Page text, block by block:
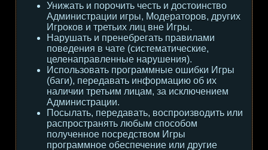
Унижать и порочить честь и достоинство
Администрации игры, Модераторов, других
Игроков и третьих лиц вне Игры.
Нарушать и пренебрегать правилами
поведения в чате (систематические,
целенаправленные нарушения).
Использовать программные ошибки Игры
(баги), передавать информацию об их
наличии третьим лицам, за исключением
Администрации.
Посылать, передавать, воспроизводить или
распространять любым способом
полученное посредством Игры
программное обеспечение или другие